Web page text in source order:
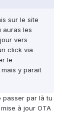
sur le site
auras les
vers
click via
le
y parait
passer par là tu
à jour OTA